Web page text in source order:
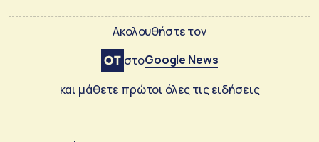
Ακολουθήστε τον
στοGoogle News
και μάθετε πρώτοι όλες τις ειδήσεις